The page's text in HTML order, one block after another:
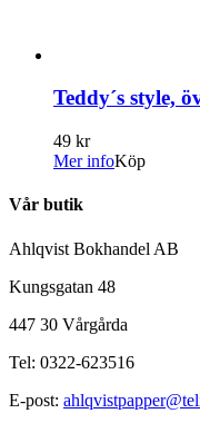
Teddy´s style,
49 kr
Mer infoKöp
Vår butik
Ahlqvist Bokhandel AB
Kungsgatan 48
447 30 Vårgårda
Tel: 0322-623516
E-post: